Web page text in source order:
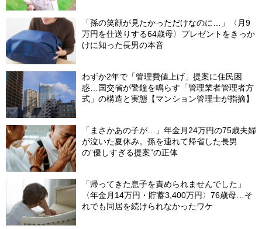
「孫の笑顔が見たかっただけなのに…」〈月9
万円を仕送りする64歳母〉プレゼントをきっか
けに知った長男の本音
わずか2年で「管理費値上げ」提案に住民困
惑…国交省が警鐘を鳴らす「管理業者管理者方
式」の構造と実態【マンション管理士が指摘】
「まさかあの子が…」年金月24万円の75歳夫婦
が泣いた夏休み。孫を連れて帰省した長男
の“優しすぎる提案”の正体
「帰ってきた息子を責められませんでした」
〈年金月14万円・貯蓄3,400万円〉76歳母…そ
れでも同居を続けられなかったワケ